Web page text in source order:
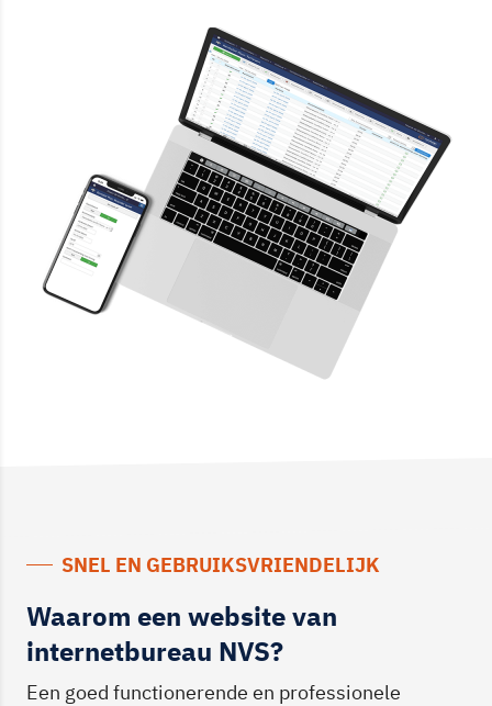
SNEL EN GEBRUIKSVRIENDELIJK
Waarom een website van
internetbureau NVS?
Een goed functionerende en professionele